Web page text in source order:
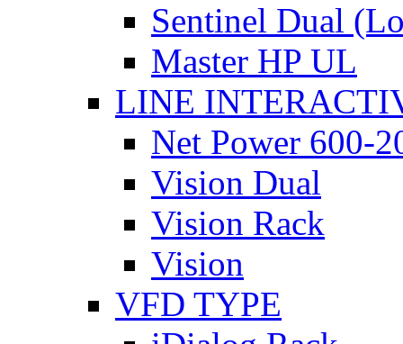
Sentinel Dual
Master HP UL
LINE
Net Power 600-
Vision Dual
Vision Rack
Vision
VFD TYPE